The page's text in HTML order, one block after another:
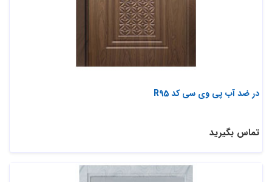
در ضد آب پی وی سی کد R95
تماس بگیرید